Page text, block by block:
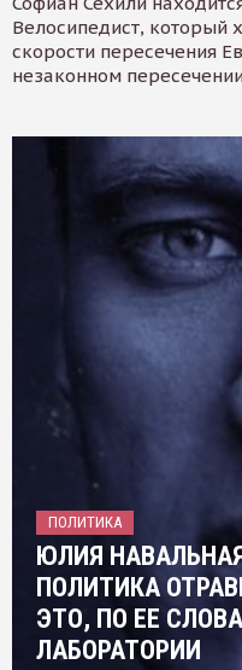
Велосипедист, который
скорости пересечения
незаконном
ПОЛИТИКА
ЮЛИЯ
ПОЛИТИКА
ЭТО, ПО ЕЕ
ЛАБОРАТОРИИ